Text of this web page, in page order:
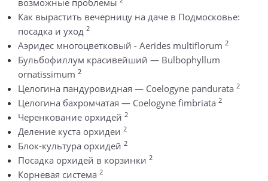
Как вырастить вечерницу на даче в Подмосковье:
посадка и уход 2
Аэридес многоцветковый - Aerides multiflorum 2
Бульбофиллум красивейший — Bulbophyllum
ornatissimum 2
Целогина пандуровидная — Coelogyne pandurata 2
Целогина бахромчатая — Coelogyne fimbriata 2
Черенкование орхидей 2
Деление куста орхидеи 2
Блок-культура орхидей 2
Посадка орхидей в корзинки 2
Корневая система 2